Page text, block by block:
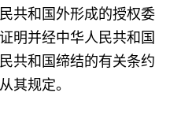
共和国外形成的授权委
明并经中华人民共和国
共和国缔结的有关条约
其规定。